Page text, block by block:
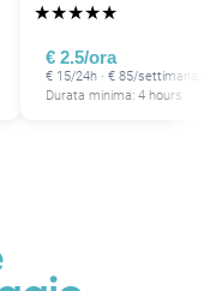
★★★★★
€ 2.5/ora
€ 15/24h · € 85/settimana
Durata minima: 4 hours